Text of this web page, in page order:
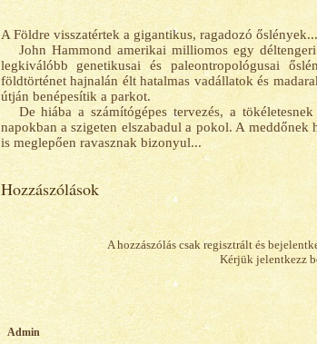
A Földre visszatértek a gigantikus, ragadozó őslények...
John Hammond amerikai milliomos egy
legkiválóbb genetikusai és paleontropológusai
földtörténet hajnalán élt hatalmas vadállatok és
útján benépesítik a parkot.
De hiába a számítógépes tervezés, a
napokban a szigeten elszabadul a pokol. A
is meglepően ravasznak bizonyul...
Hozzászólások
A hozzászólás csak regisztrált és
Kérjük jelentkezz
Admin